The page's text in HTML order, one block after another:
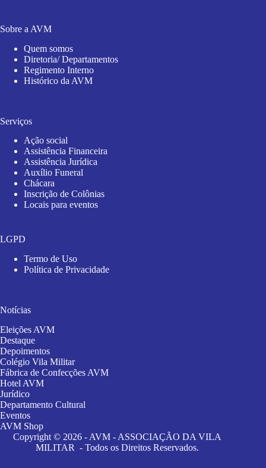
Sobre a AVM
Quem somos
Diretoria/ Departamentos
Regimento Interno
Histórico da AVM
Serviços
Ação social
Assistência Financeira
Assistência Jurídica
Auxílio Funeral
Chácara
Inscrição de Colônias
Locais para eventos
LGPD
Termo de Uso
Política de Privacidade
Notícias
Eleições AVM
Destaque
Depoimentos
Colégio Vila Militar
Fábrica de Confecções AVM
Hotel AVM
Jurídico
Departamento Cultural
Eventos
AVM Shop
Copyright © 2026 - AVM - ASSOCIAÇÃO DA VILA
MILITAR - Todos os Direitos Reservados.